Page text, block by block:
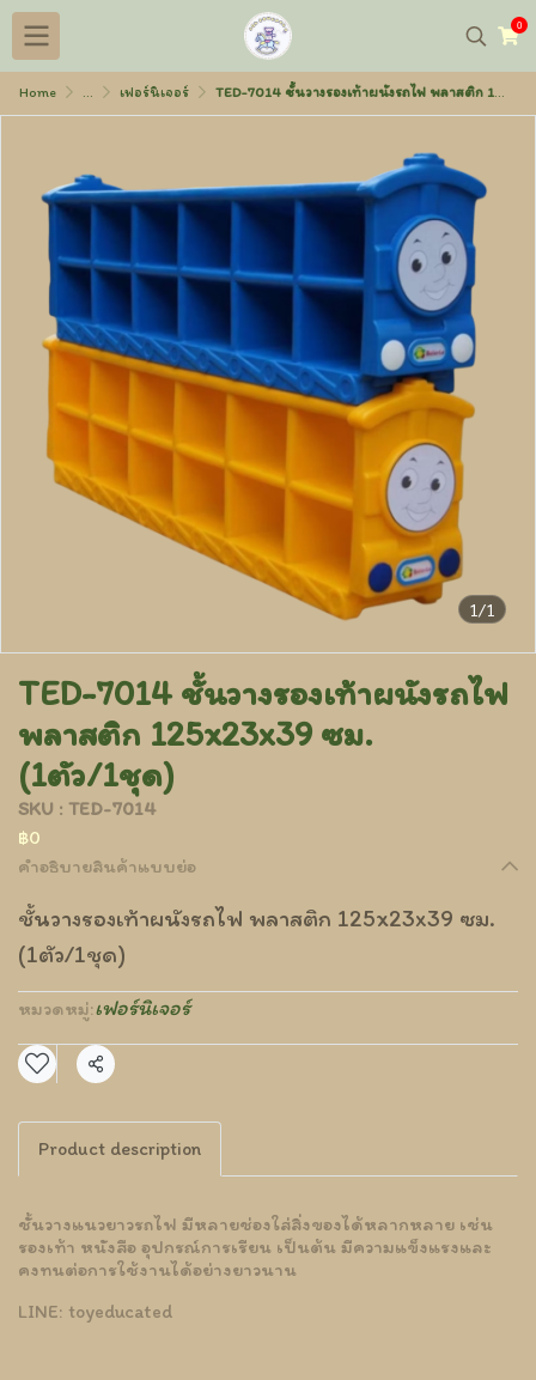
0
Home ... เฟอร์นิเจอร์ TED-7014 ชั้นวางรองเท้าผนังรถไฟ พลาสติก 125x23x39 ซม. (1ตัว/1ชุด)
1/1
TED-7014 ชั้นวางรองเท้าผนังรถไฟ
พลาสติก 125x23x39 ซม.
(1ตัว/1ชุด)
SKU : TED-7014
฿0
คำอธิบายสินค้าแบบย่อ
ชั้นวางรองเท้าผนังรถไฟ พลาสติก 125x23x39 ซม.
(1ตัว/1ชุด)
หมวดหมู่:เฟอร์นิเจอร์
แชร์
Product description
ชั้นวางแนวยาวรถไฟ มีหลายช่องใส่สิ่งของได้หลากหลาย เช่น
รองเท้า หนังสือ อุปกรณ์การเรียน เป็นต้น มีความแข็งแรงและ
คงทนต่อการใช้งานได้อย่างยาวนาน
LINE: toyeducated